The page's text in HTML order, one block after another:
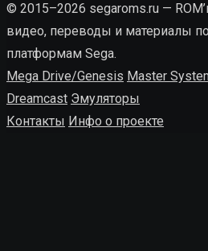
© 2015–2026 segaroms.ru —
видео, переводы и материалы
платформам Sega.
Mega Drive/Genesis Master
Dreamcast Эмуляторы
Контакты Инфо о проекте